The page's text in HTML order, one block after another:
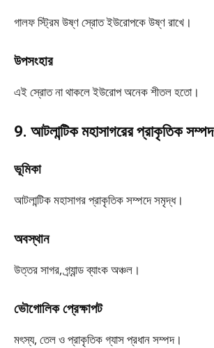
গালফ স্ট্রিম উষ্ণ স্রোত ইউরোপকে উষ্ণ রাখে।
উপসংহার
এই স্রোত না থাকলে ইউরোপ অনেক শীতল হতো।
9. আটলান্টিক মহাসাগরের প্রাকৃতিক সম্পদ
ভূমিকা
আটলান্টিক মহাসাগর প্রাকৃতিক সম্পদে সমৃদ্ধ।
অবস্থান
উত্তর সাগর, গ্র্যান্ড ব্যাংক অঞ্চল।
ভৌগোলিক প্রেক্ষাপট
মৎস্য, তেল ও প্রাকৃতিক গ্যাস প্রধান সম্পদ।